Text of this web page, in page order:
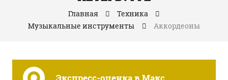
Главная
Техника
Музыкальные инструменты
Аккордеоны
Экспресс-оценка в Макс